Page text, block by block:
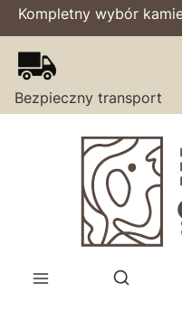
Kompletny wybór
Bezpieczny transport
Otwórz